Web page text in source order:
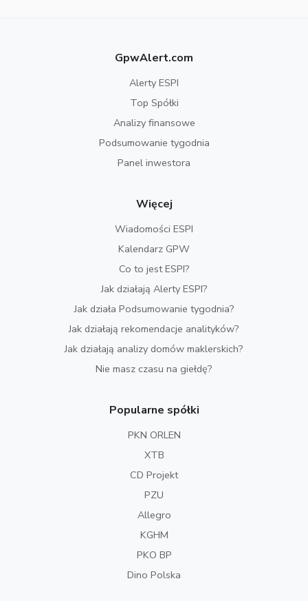
GpwAlert.com
Alerty ESPI
Top Spółki
Analizy finansowe
Podsumowanie tygodnia
Panel inwestora
Więcej
Wiadomości ESPI
Kalendarz GPW
Co to jest ESPI?
Jak działają Alerty ESPI?
Jak działa Podsumowanie tygodnia?
Jak działają rekomendacje analityków?
Jak działają analizy domów maklerskich?
Nie masz czasu na giełdę?
Popularne spółki
PKN ORLEN
XTB
CD Projekt
PZU
Allegro
KGHM
PKO BP
Dino Polska